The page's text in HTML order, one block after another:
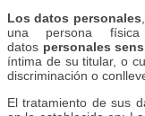
Los datos personales
una persona
datos personales
íntima de su titular, o
discriminación o
El tratamiento de sus